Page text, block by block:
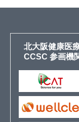
北大阪健康医
CCSC 参画機